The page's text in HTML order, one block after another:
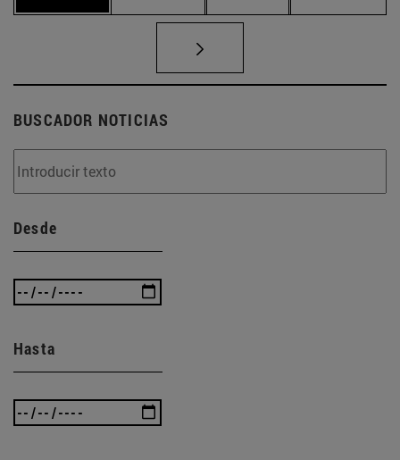
BUSCADOR NOTICIAS
Desde
Hasta